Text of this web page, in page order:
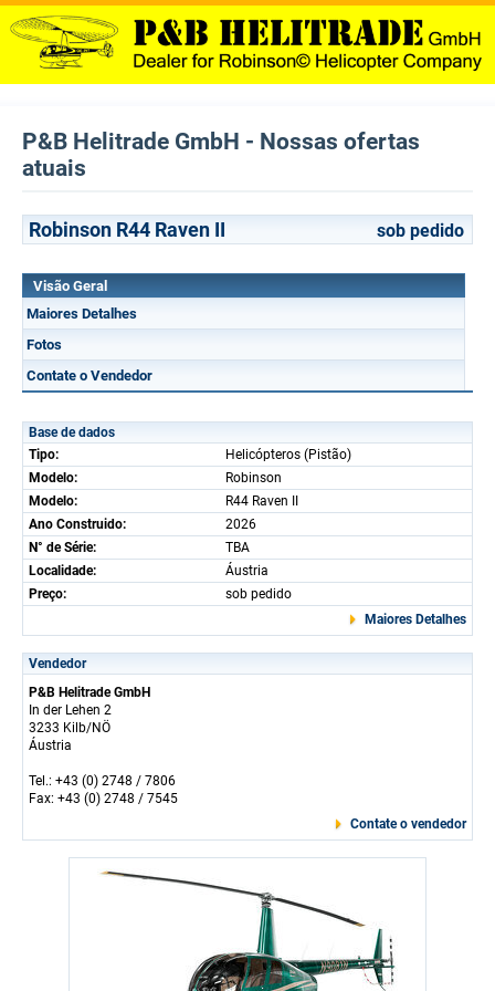
P&B Helitrade GmbH - Nossas ofertas
atuais
Robinson R44 Raven II sob pedido
Visão Geral
Maiores Detalhes
Fotos
Contate o Vendedor
Base de dados
Tipo:
Helicópteros (Pistão)
Modelo:
Robinson
Modelo:
R44 Raven II
Ano Construido:
2026
N° de Série:
TBA
Localidade:
Áustria
Preço:
sob pedido
Maiores Detalhes
Vendedor
P&B Helitrade GmbH
In der Lehen 2
3233 Kilb/NÖ
Áustria
Tel.: +43 (0) 2748 / 7806
Fax: +43 (0) 2748 / 7545
Contate o vendedor